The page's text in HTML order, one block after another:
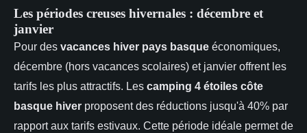
Les périodes creuses hivernales : décembre et
janvier
Pour des vacances hiver pays basque économiques,
décembre (hors vacances scolaires) et janvier offrent les
tarifs les plus attractifs. Les camping 4 étoiles côte
basque hiver proposent des réductions jusqu'à 40% par
rapport aux tarifs estivaux. Cette période idéale permet de